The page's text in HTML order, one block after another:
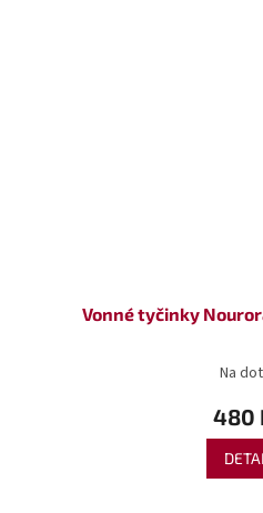
Vonné tyčinky
Na
480